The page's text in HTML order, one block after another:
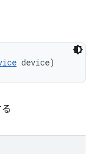
device)